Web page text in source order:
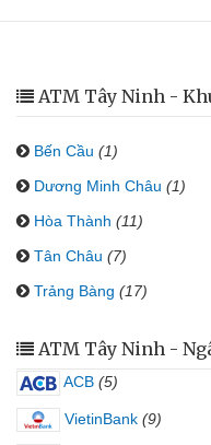
ATM Tây Ninh -
Bến Cầu (1)
Dương Minh Châu (1)
Hòa Thành (11)
Tân Châu (7)
Trảng Bàng (17)
ATM Tây Ninh -
ACB (5)
VietinBank (9)